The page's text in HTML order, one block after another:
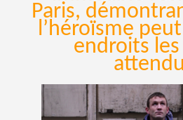
Paris,
l’héroïsme
endroits